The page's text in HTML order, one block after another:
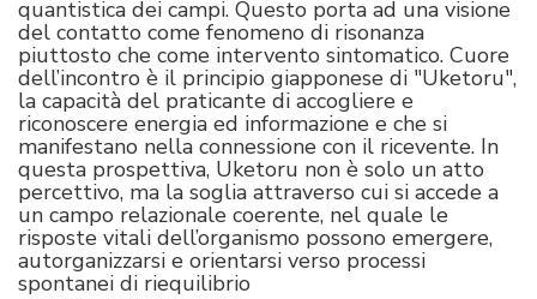
quantistica dei campi. Questo porta ad una visione
del contatto come fenomeno di risonanza
piuttosto che come intervento sintomatico. Cuore
dell’incontro è il principio giapponese di "Uketoru",
la capacità del praticante di accogliere e
riconoscere energia ed informazione e che si
manifestano nella connessione con il ricevente. In
questa prospettiva, Uketoru non è solo un atto
percettivo, ma la soglia attraverso cui si accede a
un campo relazionale coerente, nel quale le
risposte vitali dell’organismo possono emergere,
autorganizzarsi e orientarsi verso processi
spontanei di riequilibrio